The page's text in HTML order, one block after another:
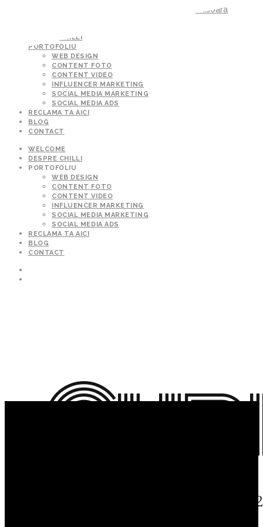
DESPRE CHILLI
PORTOFOLIU
WEB DESIGN
CONTENT FOTO
CONTENT VIDEO
INFLUENCER MARKETING
SOCIAL MEDIA MARKETING
SOCIAL MEDIA ADS
RECLAMA TA AICI
BLOG
CONTACT
WELCOME
DESPRE CHILLI
PORTOFOLIU
WEB DESIGN
CONTENT FOTO
CONTENT VIDEO
INFLUENCER MARKETING
SOCIAL MEDIA MARKETING
SOCIAL MEDIA ADS
RECLAMA TA AICI
BLOG
CONTACT
O poveste de succes din